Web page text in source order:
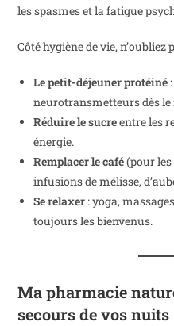
les spasmes et la fatigue
Côté hygiène de vie, n’oubliez
Le petit-déjeuner protéiné
neurotransmetteurs dès le
Réduire le sucreentre les
énergie.
Remplacer le café(pour les
infusions de mélisse,
Se relaxer : yoga,
toujours les bienvenus.
Ma pharmacie
secours de vos nuits